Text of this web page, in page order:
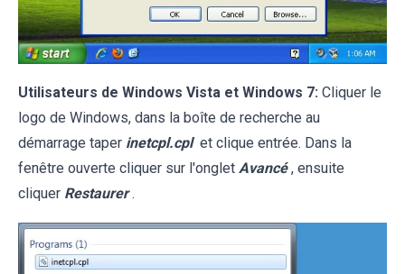
Utilisateurs de Windows Vista et Windows 7: Cliquer le
logo de Windows, dans la boîte de recherche au
démarrage taper inetcpl.cpl et clique entrée. Dans la
fenêtre ouverte cliquer sur l'onglet Avancé , ensuite
cliquer Restaurer .